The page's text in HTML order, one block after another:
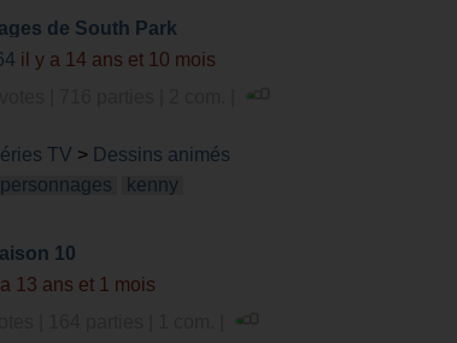
de South Park
il y a 14 ans et 10 mois
TV > Dessins animés
personnages kenny
10
13 ans et 1 mois